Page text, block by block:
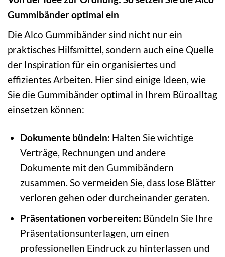
Gummibänder optimal ein
Die Alco Gummibänder sind nicht nur ein
praktisches Hilfsmittel, sondern auch eine Quelle
der Inspiration für ein organisiertes und
effizientes Arbeiten. Hier sind einige Ideen, wie
Sie die Gummibänder optimal in Ihrem Büroalltag
einsetzen können:
Dokumente bündeln: Halten Sie wichtige
Verträge, Rechnungen und andere
Dokumente mit den Gummibändern
zusammen. So vermeiden Sie, dass lose Blätter
verloren gehen oder durcheinander geraten.
Präsentationen vorbereiten: Bündeln Sie Ihre
Präsentationsunterlagen, um einen
professionellen Eindruck zu hinterlassen und